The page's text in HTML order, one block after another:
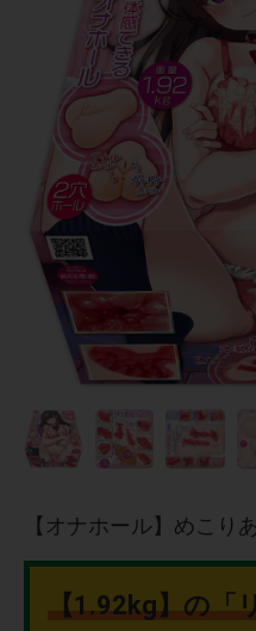
【オナホール】めこり
【1.92kg】の「